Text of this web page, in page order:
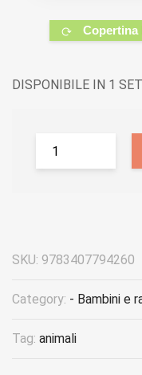
Copertina
DISPONIBILE IN 1
SKU: 9783407794260
Category: - Bambini e
Tag: animali